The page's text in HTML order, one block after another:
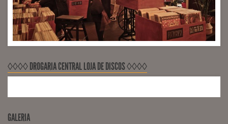
◊◊◊◊ DROGARIA CENTRAL LOJA DE DISCOS ◊◊◊◊
GALERIA